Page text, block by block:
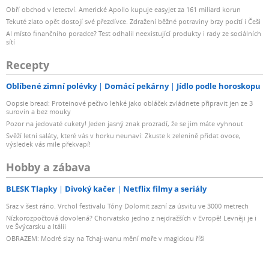
Obří obchod v letectví. Americké Apollo kupuje easyJet za 161 miliard korun
Tekuté zlato opět dostojí své přezdívce. Zdražení běžné potraviny brzy pocítí i Češi
AI místo finančního poradce? Test odhalil neexistující produkty i rady ze sociálních
sítí
Recepty
Oblíbené zimní polévky Domácí pekárny Jídlo podle horoskopu
Oopsie bread: Proteinové pečivo lehké jako obláček zvládnete připravit jen ze 3
surovin a bez mouky
Pozor na jedovaté cukety! Jeden jasný znak prozradí, že se jim máte vyhnout
Svěží letní saláty, které vás v horku neunaví: Zkuste k zelenině přidat ovoce,
výsledek vás mile překvapí!
Hobby a zábava
BLESK Tlapky Divoký kačer Netflix filmy a seriály
Sraz v šest ráno. Vrchol festivalu Tóny Dolomit zazní za úsvitu ve 3000 metrech
Nízkorozpočtová dovolená? Chorvatsko jedno z nejdražších v Evropě! Levněji je i
ve Švýcarsku a Itálii
OBRAZEM: Modré slzy na Tchaj-wanu mění moře v magickou říši